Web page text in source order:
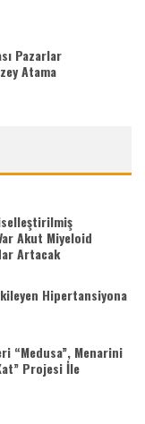
Pazarlar
Atama
Akut Miyeloid
Artacak
Hipertansiyona
“Medusa”, Menarini
Projesi İle